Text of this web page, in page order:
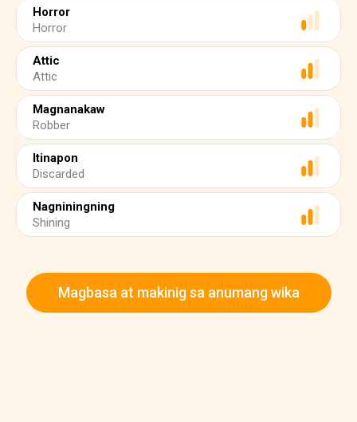
Horror
Horror
Attic
Attic
Magnanakaw
Robber
Itinapon
Discarded
Nagniningning
Shining
Magbasa at makinig sa anumang wika